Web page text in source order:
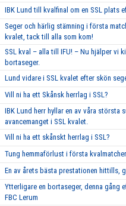
IBK Lund till kvalfinal om en SSL plats
Seger och härlig stämning i första
kvalet, tack till alla som kom!
SSL kval – alla till IFU! – Nu hjälper vi
bortaseger.
Lund vidare i SSL kvalet efter skön
Vill ni ha ett Skånsk herrlag i SSL?
IBK Lund herr hyllar en av våra största
avancemanget i SSL kvalet.
Vill ni ha ett skånskt herrlag i SSL?
Tung hemmaförlust i första
En av årets bästa prestationen hittills,
Ytterligare en bortaseger, denna gång
FBC Lerum